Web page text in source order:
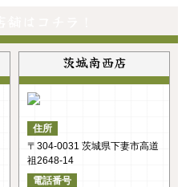
茨城南西店
住所
〒304-0031 茨城県下妻市高道
祖2648-14
電話番号